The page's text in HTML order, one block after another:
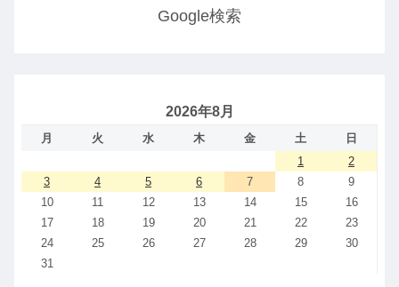
Google検索
2026年8月
月 火 水 木 金 土
日
1
2
3
4 5 6 7 8
9
10
11 12 13 14 15
16
17
18 19 20 21 22
23
24
25 26 27 28 29
30
31